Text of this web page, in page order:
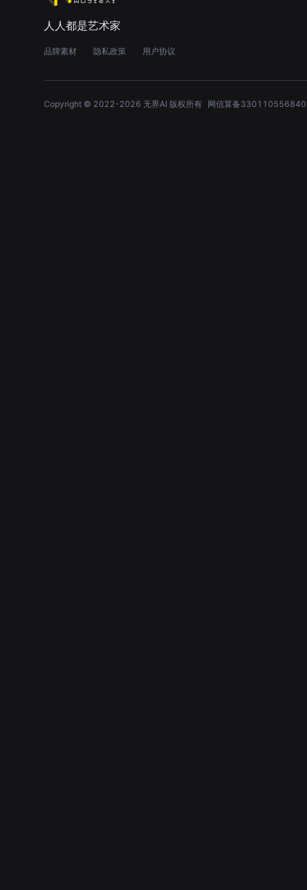
人人都是艺术家
品牌素材 隐私政策 用户协议
Copyright © 2022-2026 无界AI 版权所有 网信算备